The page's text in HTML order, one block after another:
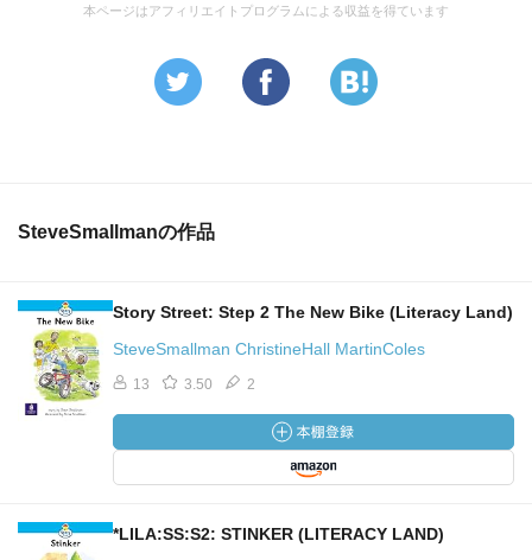
本ページはアフィリエイトプログラムによる収益を得ています
SteveSmallmanの作品
Story Street: Step 2 The New Bike (Literacy Land)
SteveSmallman ChristineHall MartinColes
13 3.50 2
*LILA:SS:S2: STINKER (LITERACY LAND)